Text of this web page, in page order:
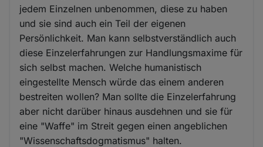
jedem Einzelnen unbenommen, diese zu haben
und sie sind auch ein Teil der eigenen
Persönlichkeit. Man kann selbstverständlich auch
diese Einzelerfahrungen zur Handlungsmaxime für
sich selbst machen. Welche humanistisch
eingestellte Mensch würde das einem anderen
bestreiten wollen? Man sollte die Einzelerfahrung
aber nicht darüber hinaus ausdehnen und sie für
eine "Waffe" im Streit gegen einen angeblichen
"Wissenschaftsdogmatismus" halten.